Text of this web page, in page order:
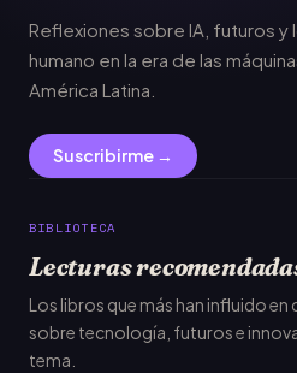
Reflexiones sobre IA, futuros y
humano en la era de las
América Latina.
Suscribirme →
BIBLIOTECA
Lecturas
Los libros que más han influido
sobre tecnología, futuros e
tema.